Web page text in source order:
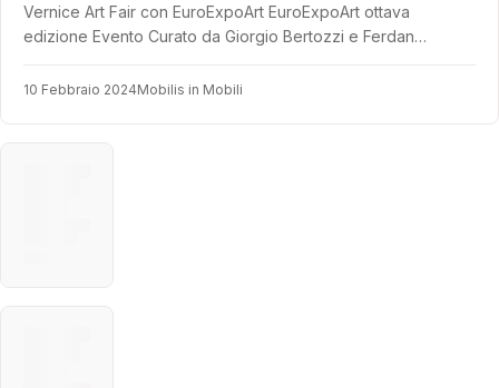
Vernice Art Fair con EuroExpoArt EuroExpoArt ottava
edizione Evento Curato da Giorgio Bertozzi e Ferdan…
10 Febbraio 2024Mobilis in Mobili